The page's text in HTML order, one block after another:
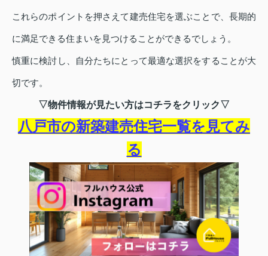
これらのポイントを押さえて建売住宅を選ぶことで、長期的
に満足できる住まいを見つけることができるでしょう。
慎重に検討し、自分たちにとって最適な選択をすることが大
切です。
▽物件情報が見たい方はコチラをクリック▽
八戸市の新築建売住宅一覧を見てみ
る